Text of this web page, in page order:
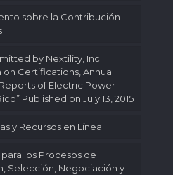
sobre la Contribución
by Nextility, Inc.
Certifications, Annual
of Electric Power
Published on July 13, 2015
y Recursos en Línea
los Procesos de
Selección, Negociación y